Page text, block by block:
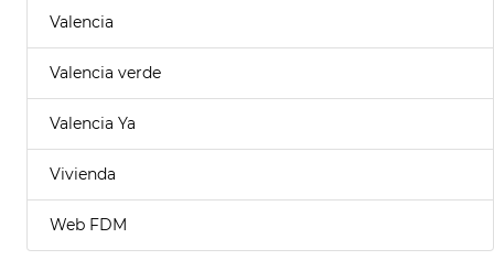
Valencia
Valencia verde
Valencia Ya
Vivienda
Web FDM